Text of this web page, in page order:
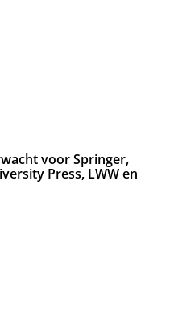
voor Springer,
Press, LWW en